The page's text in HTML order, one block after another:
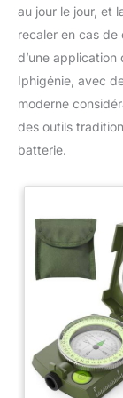
au jour le jour, et
recaler en cas de
d’une
Iphigénie, avec
moderne
des outils
batterie.